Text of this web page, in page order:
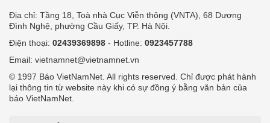
Địa chỉ: Tầng 18, Toà nhà Cục Viễn thông (VNTA), 68 Dương
Đình Nghệ, phường Cầu Giấy, TP. Hà Nội.
Điện thoại: 02439369898 - Hotline: 0923457788
Email: vietnamnet@vietnamnet.vn
© 1997 Báo VietNamNet. All rights reserved. Chỉ được phát hành
lại thông tin từ website này khi có sự đồng ý bằng văn bản của
báo VietNamNet.